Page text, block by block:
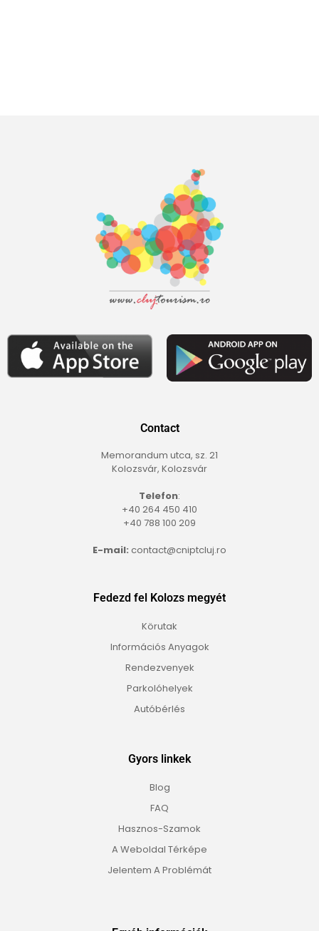
Contact
Memorandum utca, sz. 21
Kolozsvár, Kolozsvár
Telefon:
+40 264 450 410
+40 788 100 209
E-mail: contact@cniptcluj.ro
Fedezd fel Kolozs megyét
Körutak
Információs Anyagok
Rendezvenyek
Parkolóhelyek
Autóbérlés
Gyors linkek
Blog
FAQ
Hasznos-Szamok
A Weboldal Térképe
Jelentem A Problémát